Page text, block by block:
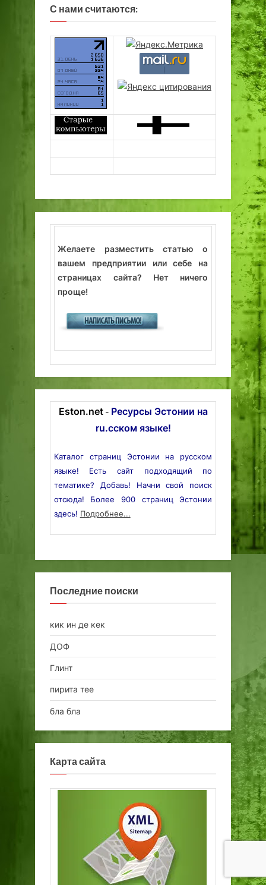
С нами считаются:
Желаете разместить статью о
вашем предприятии или себе на
страницах сайта? Нет ничего
проще!
Eston.net- Ресурсы Эстонии на
ru.сском языке!
Каталог страниц Эстонии на русском
языке! Есть сайт подходящий по
тематике? Добавь! Начни свой поиск
отсюда! Более 900 страниц Эстонии
здесь! Подробнее...
Последние поиски
кик ин де кек
ДОФ
Глинт
пирита тее
бла бла
Карта сайта